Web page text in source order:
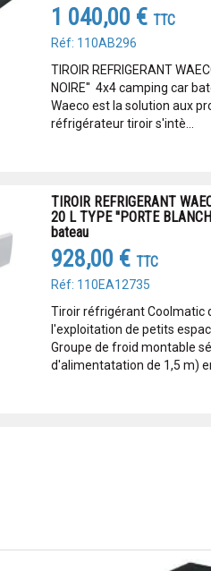
1 040,00 € TTC
Réf: 110AB296
TIROIR REFRIGERANT
NOIRE'' 4x4 camping car
Waeco est la solution aux
réfrigérateur tiroir s'intè...
TIROIR REFRIGERANT
20 L TYPE ''PORTE
bateau
928,00 € TTC
Réf: 110EA12735
Tiroir réfrigérant Coolmatic
l'exploitation de petits
Groupe de froid montable
d'alimentatation de 1,5 m)